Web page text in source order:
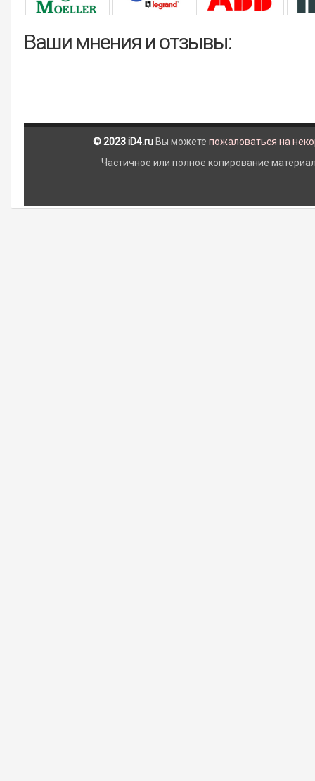
Ваши мнения и отзывы:
© 2023 iD4.ru Вы можете пожаловаться на
Частичное или полное копирование